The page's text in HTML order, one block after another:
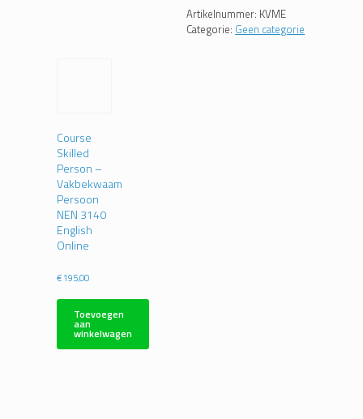
Artikelnummer: KVME
Categorie: Geen categorie
Course
Skilled
Person –
Vakbekwaam
Persoon
NEN 3140
English
Online
€195,00
Toevoegen
aan
winkelwagen